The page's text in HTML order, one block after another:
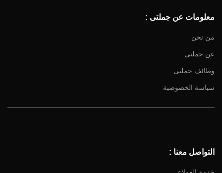
معلومات عن جملتى :
من نحن
عن جملتى
وظائف جملتى
سياسة الخصوصية
التواصل معنا :
Facebook
YouTube
Email